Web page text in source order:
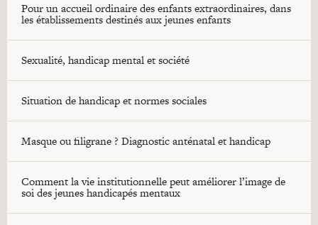
Pour un accueil ordinaire des enfants extraordinaires, dans
les établissements destinés aux jeunes enfants
Sexualité, handicap mental et société
Situation de handicap et normes sociales
Masque ou filigrane ? Diagnostic anténatal et handicap
Comment la vie institutionnelle peut améliorer l’image de
soi des jeunes handicapés mentaux